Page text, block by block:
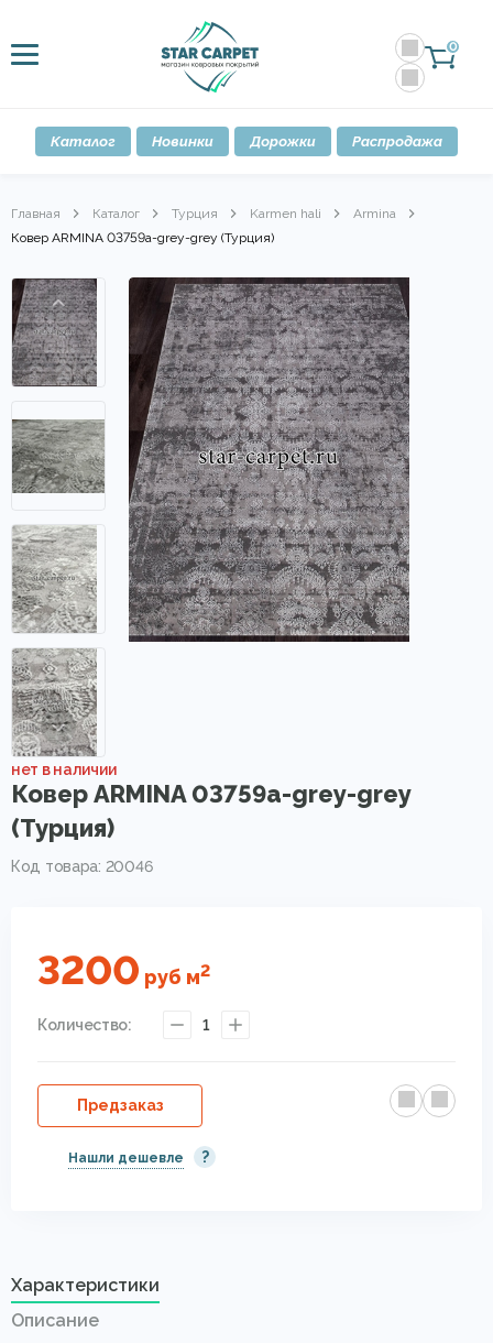
0
Каталог Новинки Дорожки Распродажа
Главная Каталог Турция Karmen hali
Armina
Ковер ARMINA 03759a-grey-grey (Турция)
нет в наличии
Ковер ARMINA 03759a-grey-grey
(Турция)
Код товара: 20046
3200 руб м2
Количество: 1
Предзаказ
Нашли дешевле ?
Характеристики
Описание